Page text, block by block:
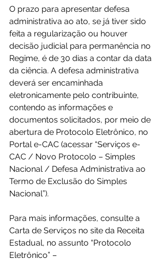
O prazo para apresentar defesa
administrativa ao ato, se já tiver sido
feita a regularização ou houver
decisão judicial para permanência no
Regime, é de 30 dias a contar da data
da ciência. A defesa administrativa
deverá ser encaminhada
eletronicamente pelo contribuinte,
contendo as informações e
documentos solicitados, por meio de
abertura de Protocolo Eletrônico, no
Portal e-CAC (acessar “Serviços e-
CAC / Novo Protocolo – Simples
Nacional / Defesa Administrativa ao
Termo de Exclusão do Simples
Nacional”).
Para mais informações, consulte a
Carta de Serviços no site da Receita
Estadual, no assunto “Protocolo
Eletrônico” –